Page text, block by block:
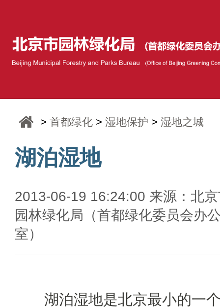
>首都绿化 >湿地保护 >湿地之城
湖泊湿地
2013-06-19 16:24:00 来源：北
园林绿化局（首都绿化委员会办
室）
湖泊湿地是北京最小的一个